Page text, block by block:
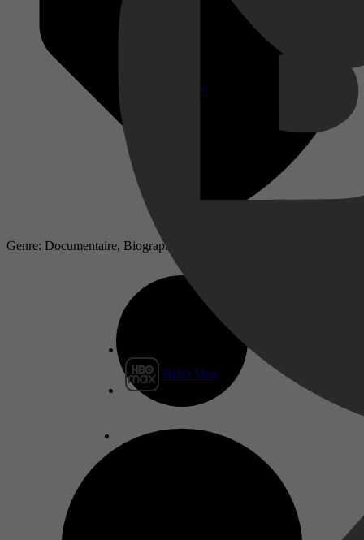
Disney+
HBO Max
Genre: Documentaire, Biography, History, Documentary